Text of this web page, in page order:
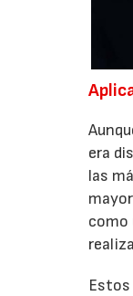
era
las
como